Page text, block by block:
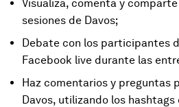
Visualiza, comenta y
sesiones de Davos;
Debate con los participantes
Facebook live durante las
Haz comentarios y preguntas
Davos, utilizando los hashtags